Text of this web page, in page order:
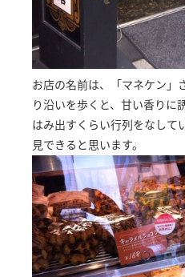
お店の名前は、「マネケン」
り沿いを歩くと、甘い香りに
はみ出すくらい行列をなして
見できると思います。